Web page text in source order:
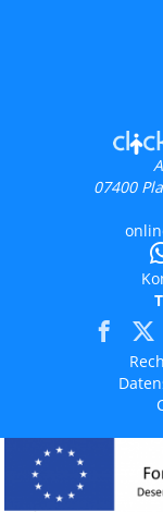
07400